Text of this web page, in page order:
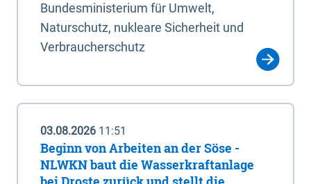
Bundesministerium für Umwelt,
Naturschutz, nukleare Sicherheit und
Verbraucherschutz
03.08.2026 11:51
Beginn von Arbeiten an der Söse -
NLWKN baut die Wasserkraftanlage